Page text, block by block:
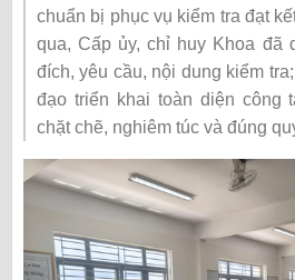
chuẩn bị phục vụ kiểm tra đạt
qua, Cấp ủy, chỉ huy Khoa đã
đích, yêu cầu, nội dung kiểm
đạo triển khai toàn diện công
chặt chẽ, nghiêm túc và đúng